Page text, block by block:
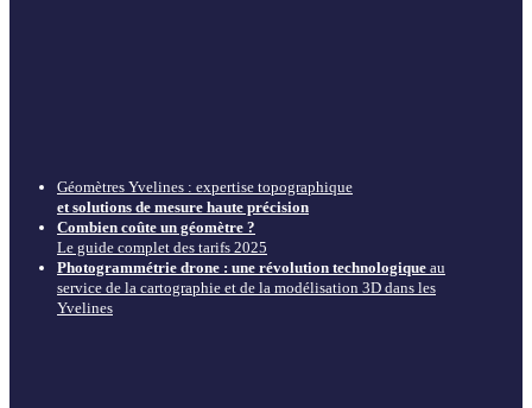
Géomètres Yvelines : expertise topographique
et solutions de mesure haute précision
Combien coûte un géomètre ?
Le guide complet des tarifs 2025
Photogrammétrie drone : une révolution technologique au
service de la cartographie et de la modélisation 3D dans les
Yvelines